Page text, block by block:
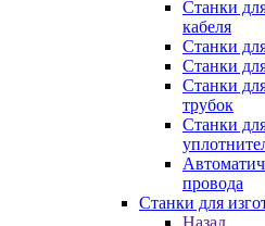
Станки
кабеля
Станки
Станки
Станки
трубок
Станки
провода
Станки для
Назад